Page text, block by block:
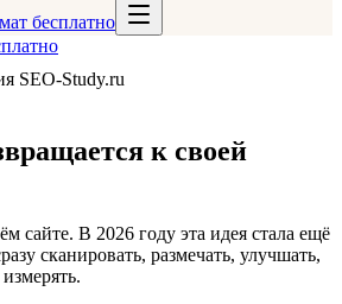
бесплатно
SEO-Study.ru
к своей
сайте. В 2026 году эта идея стала ещё
сканировать, размечать, улучшать,